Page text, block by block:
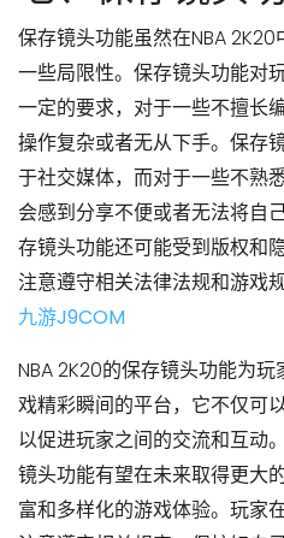
保存镜头功能虽然在NBA
一些局限性。保存镜头功能对
一定的要求，对于一些不擅长
操作复杂或者无从下手。保存
于社交媒体，而对于一些不熟
会感到分享不便或者无法将自
存镜头功能还可能受到版权和
注意遵守相关法律法规和游戏规
九游J9COM
NBA 2K20的保存镜头功能为
戏精彩瞬间的平台，它不仅可
以促进玩家之间的交流和互动
镜头功能有望在未来取得更大
富和多样化的游戏体验。玩家